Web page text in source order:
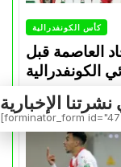
كأس الكونفدرالية
العاصمة قبل
الكونفدرالية
Avril 30, 2026
[forminator_form